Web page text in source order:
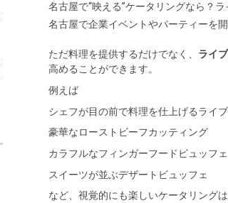
名古屋で“映える”ケータリングなら？
名古屋で企業イベントやパーティーを
ただ料理を提供するだけでなく、 ライ
高めることができます。
例えば
シェフが目の前で料理を仕上げるライ
豪華なローストビーフカッティング
カラフルなフィンガーフードビュッフェ
スイーツが並ぶデザートビュッフェ
など、視覚的にも楽しいケータリングは